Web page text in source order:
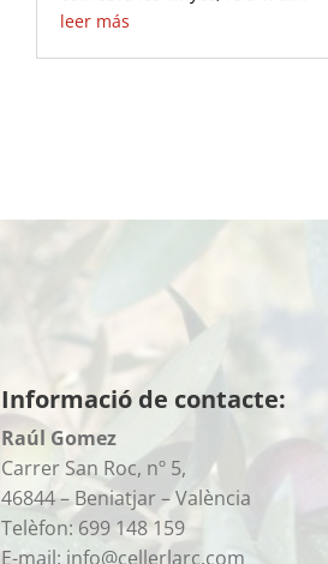
leer más
Informació de contacte:
Raúl Gomez
Carrer San Roc, nº 5,
46844 – Beniatjar – València
Telèfon: 699 148 159
E-mail: info@cellerlarc.com